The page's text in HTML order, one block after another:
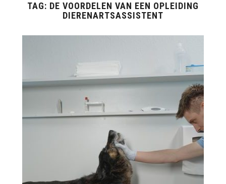
TAG: DE VOORDELEN VAN EEN OPLEIDING
DIERENARTSASSISTENT